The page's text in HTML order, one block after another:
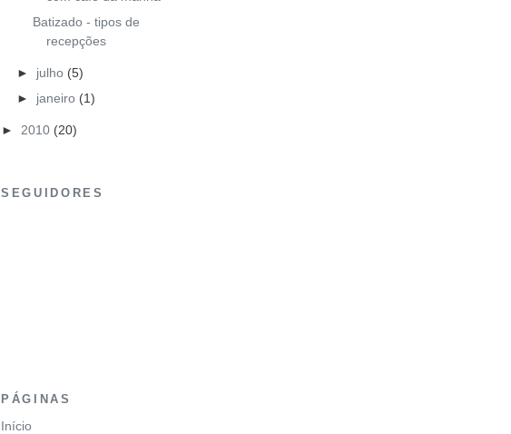
Batizado - tipos de
recepções
► julho (5)
► janeiro (1)
► 2010 (20)
SEGUIDORES
PÁGINAS
Início